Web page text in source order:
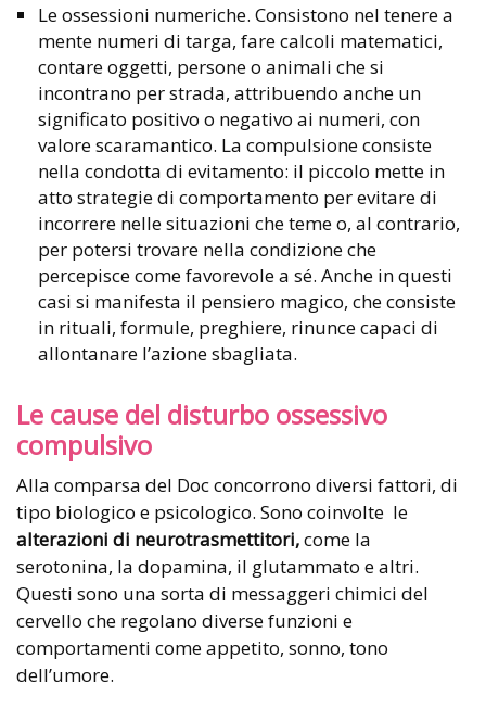
Le ossessioni numeriche. Consistono nel tenere a
mente numeri di targa, fare calcoli matematici,
contare oggetti, persone o animali che si
incontrano per strada, attribuendo anche un
significato positivo o negativo ai numeri, con
valore scaramantico. La compulsione consiste
nella condotta di evitamento: il piccolo mette in
atto strategie di comportamento per evitare di
incorrere nelle situazioni che teme o, al contrario,
per potersi trovare nella condizione che
percepisce come favorevole a sé. Anche in questi
casi si manifesta il pensiero magico, che consiste
in rituali, formule, preghiere, rinunce capaci di
allontanare l’azione sbagliata.
Le cause del disturbo ossessivo
compulsivo
Alla comparsa del Doc concorrono diversi fattori, di
tipo biologico e psicologico. Sono coinvolte le
alterazioni di neurotrasmettitori,come la
serotonina, la dopamina, il glutammato e altri.
Questi sono una sorta di messaggeri chimici del
cervello che regolano diverse funzioni e
comportamenti come appetito, sonno, tono
dell’umore.